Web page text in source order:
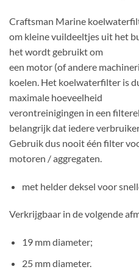
Craftsman Marine
om kleine vuildeeltjes uit het
het wordt gebruikt om
een motor (of andere
koelen. Het koelwaterfilter is
maximale hoeveelheid
verontreinigingen in een
belangrijk dat iedere
Gebruik dus nooit één filter
motoren / aggregaten.
met helder deksel voor
Verkrijgbaar in de volgende
19 mm diameter;
25 mm diameter.